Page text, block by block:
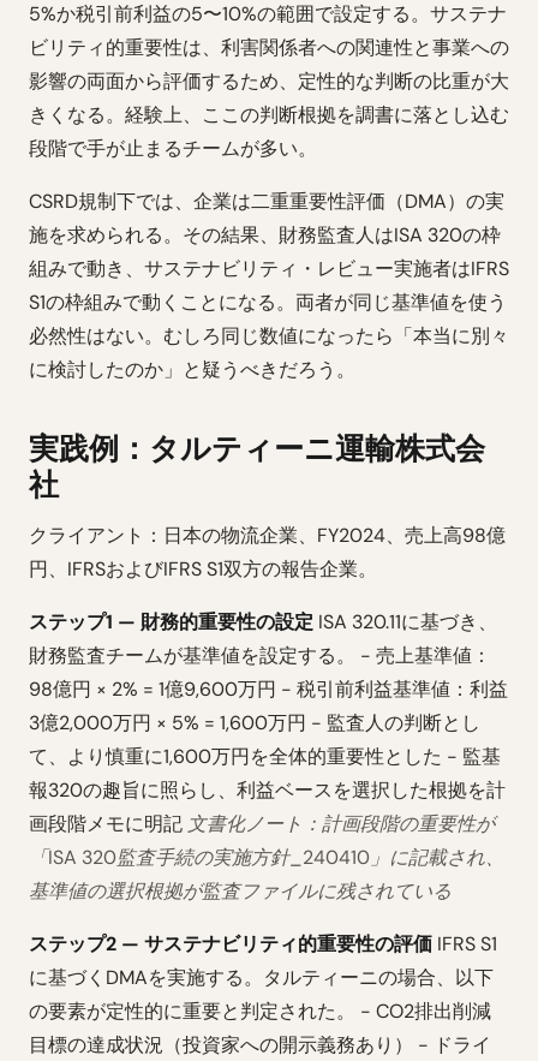
5%か税引前利益の5〜10%の範囲で設定する。サステナ
ビリティ的重要性は、利害関係者への関連性と事業への
影響の両面から評価するため、定性的な判断の比重が大
きくなる。経験上、ここの判断根拠を調書に落とし込む
段階で手が止まるチームが多い。
CSRD規制下では、企業は二重重要性評価（DMA）の実
施を求められる。その結果、財務監査人はISA 320の枠
組みで動き、サステナビリティ・レビュー実施者はIFRS
S1の枠組みで動くことになる。両者が同じ基準値を使う
必然性はない。むしろ同じ数値になったら「本当に別々
に検討したのか」と疑うべきだろう。
実践例：タルティーニ運輸株式会
社
クライアント：日本の物流企業、FY2024、売上高98億
円、IFRSおよびIFRS S1双方の報告企業。
ステップ1 — 財務的重要性の設定 ISA 320.11に基づき、
財務監査チームが基準値を設定する。 - 売上基準値：
98億円 × 2% = 1億9,600万円 - 税引前利益基準値：利益
3億2,000万円 × 5% = 1,600万円 - 監査人の判断とし
て、より慎重に1,600万円を全体的重要性とした - 監基
報320の趣旨に照らし、利益ベースを選択した根拠を計
画段階メモに明記 文書化ノート：計画段階の重要性が
「ISA 320監査手続の実施方針_240410」に記載され、
基準値の選択根拠が監査ファイルに残されている
ステップ2 — サステナビリティ的重要性の評価 IFRS S1
に基づくDMAを実施する。タルティーニの場合、以下
の要素が定性的に重要と判定された。 - CO2排出削減
目標の達成状況（投資家への開示義務あり） - ドライ